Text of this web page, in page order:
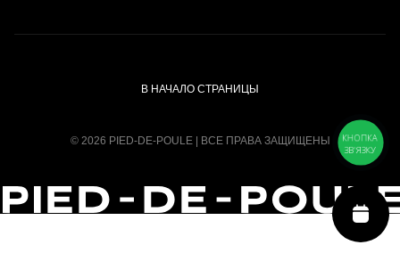
В НАЧАЛО СТРАНИЦЫ
© 2026 PIED-DE-POULE | ВСЕ ПРАВА ЗАЩИЩЕНЫ
КНОПКА
ЗВ'ЯЗКУ